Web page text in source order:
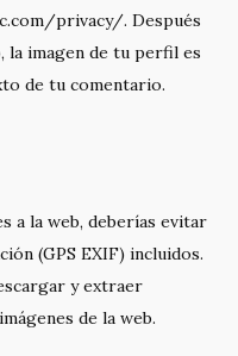
privacy/. Después
la imagen de tu perfil es
de tu comentario.
a la web, deberías evitar
(GPS EXIF) incluidos.
y extraer
de la web.